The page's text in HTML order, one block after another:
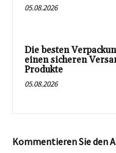
05.08.2026
Die besten
einen sicheren
Produkte
05.08.2026
Kommentieren Sie den